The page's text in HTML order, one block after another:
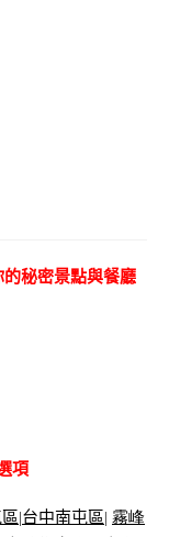
秘密景點與餐廳
項
|台中南屯區| 霧峰